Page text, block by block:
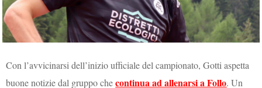
Con l’avvicinarsi dell’inizio ufficiale del campionato, Gotti aspetta
buone notizie dal gruppo checontinua ad allenarsi a Follo. Un